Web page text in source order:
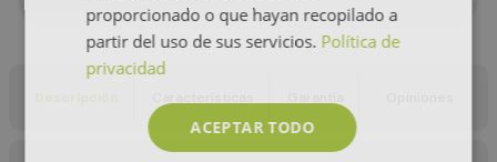
proporcionado o que hayan recopilado a
partir del uso de sus servicios. Política de
privacidad
ACEPTAR TODO